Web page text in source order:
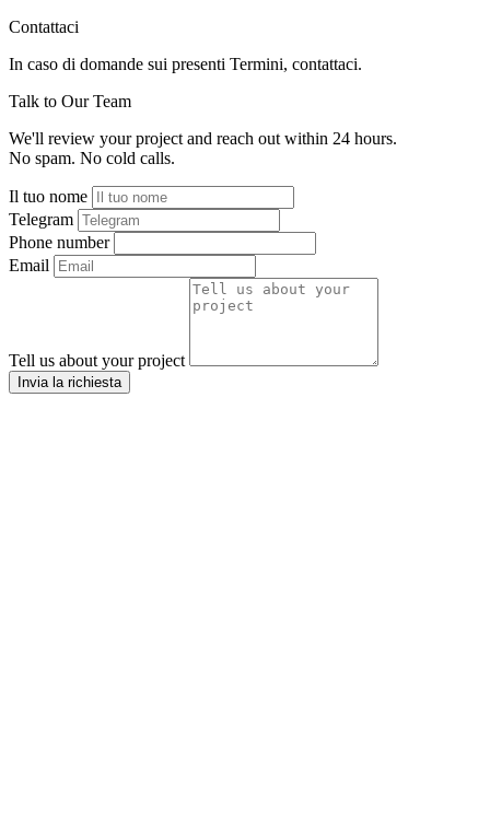
Contattaci
In caso di domande sui presenti Termini, contattaci.
Talk to Our Team
We'll review your project and reach out within 24 hours.
No spam. No cold calls.
Il tuo nome
Telegram
Phone number
Email
Tell us about your project
Invia la richiesta